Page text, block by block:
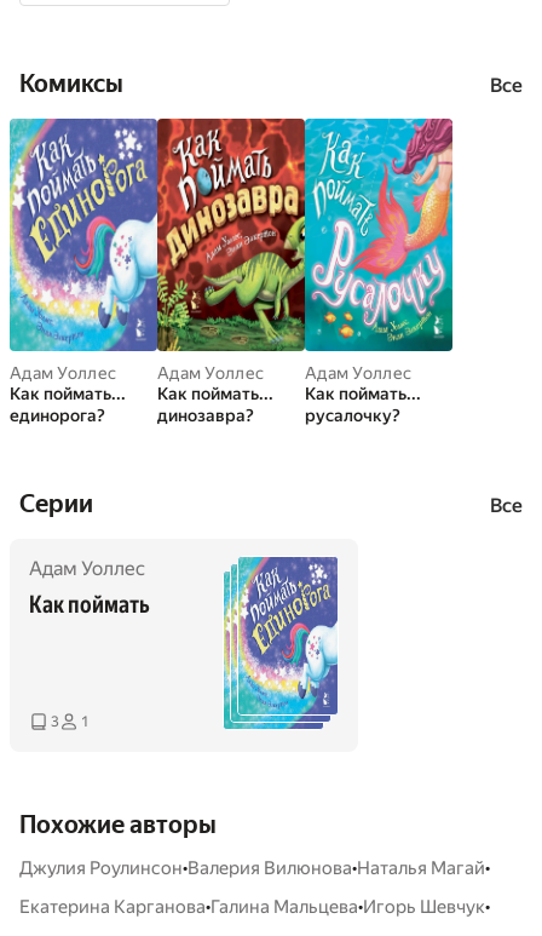
Комиксы Все
Адам Уоллес
Как поймать...
единорога?
Адам Уоллес
Как поймать...
динозавра?
Адам Уоллес
Как поймать...
русалочку?
Cерии Все
Адам Уоллес
Как поймать
3 1
Похожие авторы
Джулия Роулинсон•Валерия Вилюнова•Наталья Магай•
Екатерина Карганова•Галина Мальцева•Игорь Шевчук•